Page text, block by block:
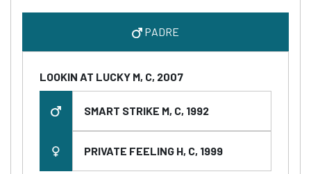
PADRE
LOOKIN AT LUCKY M, C, 2007
SMART STRIKE M, C, 1992
PRIVATE FEELING H, C, 1999